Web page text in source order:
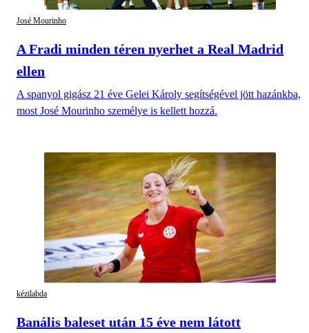
José Mourinho
A Fradi minden téren nyerhet a Real Madrid
ellen
A spanyol gigász 21 éve Gelei Károly segítségével jött hazánkba,
most José Mourinho személye is kellett hozzá.
kézilabda
Banális baleset után 15 éve nem látott